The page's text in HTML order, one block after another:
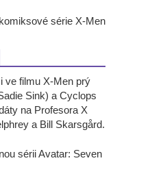
série X-Men
ve filmu X-Men prý
Sink) a Cyclops
na Profesora X
a Bill Skarsgård.
sérii Avatar: Seven